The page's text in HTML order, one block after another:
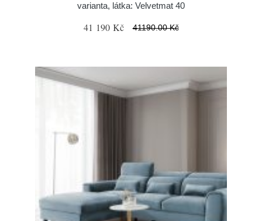
varianta, látka: Velvetmat 40
41 190 Kč 41190.00 Kč